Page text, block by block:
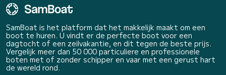
SamBoat is het platform dat het makkelijk maakt om een
boot te huren. U vindt er de perfecte boot voor een
dagtocht of een zeilvakantie, en dit tegen de beste prijs.
Vergelijk meer dan 50 000 particuliere en professionele
boten met of zonder schipper en vaar met een gerust hart
de wereld rond.